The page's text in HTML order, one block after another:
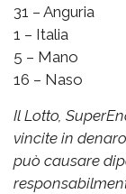
31 – Anguria
1 – Italia
5 – Mano
16 – Naso
Il Lotto,
vincite in
può causare